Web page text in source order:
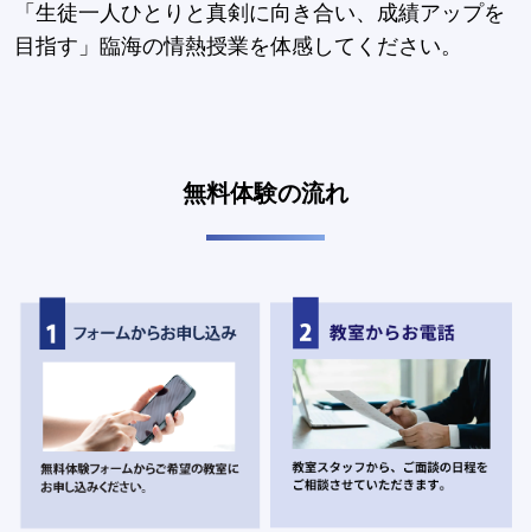
「生徒一人ひとりと真剣に向き合い、成績アップを
目指す」臨海の情熱授業を体感してください。
無料体験の流れ